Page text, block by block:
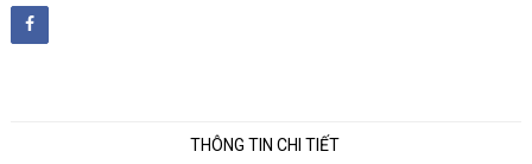
THÔNG TIN CHI TIẾT